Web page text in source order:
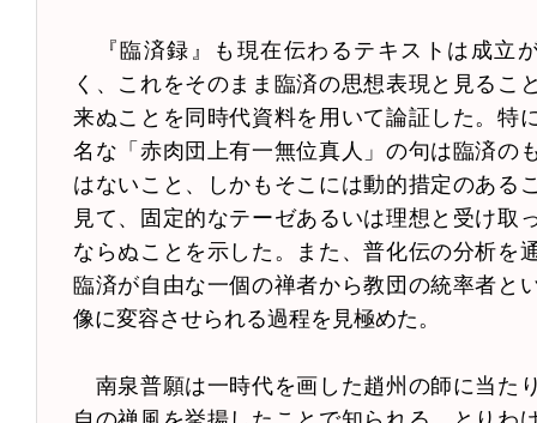
『臨済録』も現在伝わるテキストは成立
く、これをそのまま臨済の思想表現と見るこ
来ぬことを同時代資料を用いて論証した。特
名な「赤肉団上有一無位真人」の句は臨済の
はないこと、しかもそこには動的措定のある
見て、固定的なテーゼあるいは理想と受け取
ならぬことを示した。また、普化伝の分析を
臨済が自由な一個の禅者から教団の統率者と
像に変容させられる過程を見極めた。
南泉普願は一時代を画した趙州の師に当た